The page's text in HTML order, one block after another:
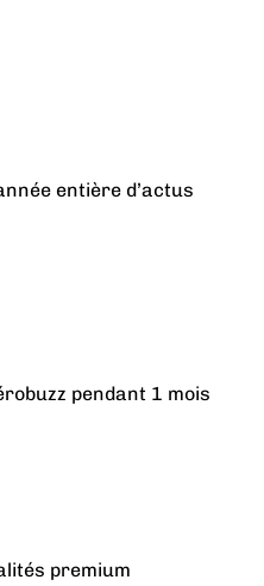
entière d’actus
pendant 1 mois
premium